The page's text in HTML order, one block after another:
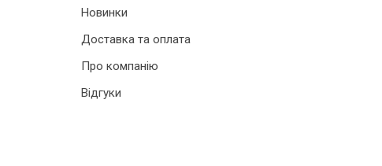
Новинки
Доставка та оплата
Про компанію
Відгуки